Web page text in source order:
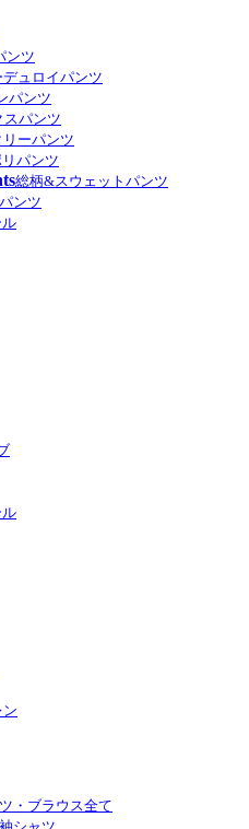
ンツ
デュロイパンツ
パンツ
スパンツ
リーパンツ
パンツ
総柄&スウェットパンツ
ンツ
・ブラウス全て